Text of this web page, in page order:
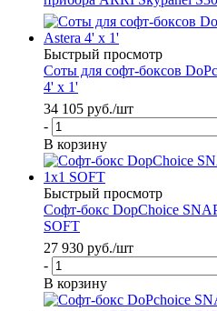
Быстрый просмотр
Соты для софт-боксов
4' x 1'
34 105 руб./шт
-
В корзину
Быстрый просмотр
Софт-бокс DopChoice
SOFT
27 930 руб./шт
-
В корзину